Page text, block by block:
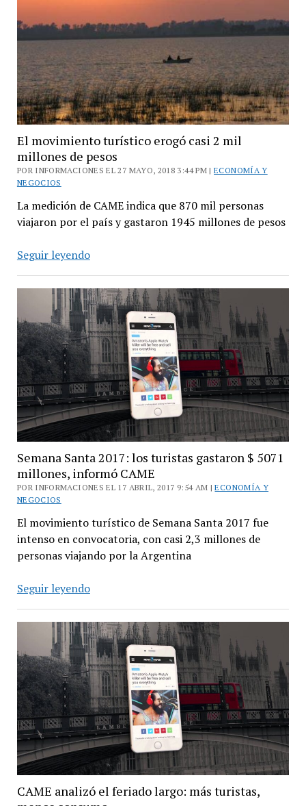
millones
de
pesos
El movimiento turístico erogó casi 2 mil
millones de pesos
POR INFORMACIONES EL 27 MAYO, 2018 3:44 PM |ECONOMÍA Y
NEGOCIOS
La medición de CAME indica que 870 mil personas
viajaron por el país y gastaron 1945 millones de pesos
Seguir leyendoEl
turístico
erogó
casi
2
mil
millones
de
pesos
Semana Santa 2017: los turistas gastaron $ 5071
millones, informó CAME
POR INFORMACIONES EL 17 ABRIL, 2017 9:54 AM |ECONOMÍA Y
NEGOCIOS
El movimiento turístico de Semana Santa 2017 fue
intenso en convocatoria, con casi 2,3 millones de
personas viajando por la Argentina
Seguir leyendoSemana
2017:
los
turistas
gastaron
$
5071
millones,
informó
CAME
CAME analizó el feriado largo: más turistas,